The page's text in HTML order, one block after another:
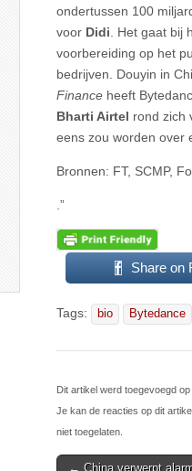
ondertussen 100
voor Didi . Het gaat
voorbereiding op het
bedrijven. Douyin in
Finance heeft
Bharti Airtel rond zich
eens zou worden over
Bronnen: FT, SCMP,
.”
Share on
Tags: bio Bytedance
Dit artikel werd toegevoegd
Je kan de reacties op dit
niet toegelaten.
Post
← China verwerpt